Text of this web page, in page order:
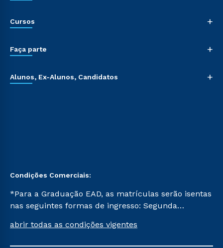
Cursos +
Faça parte +
Alunos, Ex-Alunos, Candidatos +
Condições Comerciais:
*Para a Graduação EAD, as matrículas serão isentas
nas seguintes formas de ingresso: Segunda
Já para as demais, a taxa de matrícula será de R$
abrir todas as condições vigentes